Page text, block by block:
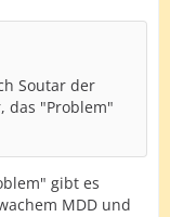
Soutar der
das "Problem"
gibt es
MDD und